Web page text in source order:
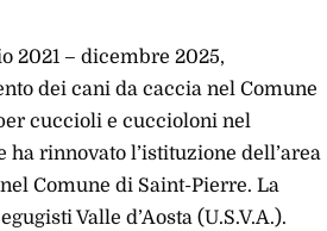
2021 – dicembre 2025,
dei cani da caccia nel Comune
cuccioli e cuccioloni nel
rinnovato l’istituzione dell’area
Comune di Saint-Pierre. La
Valle d’Aosta (U.S.V.A.).